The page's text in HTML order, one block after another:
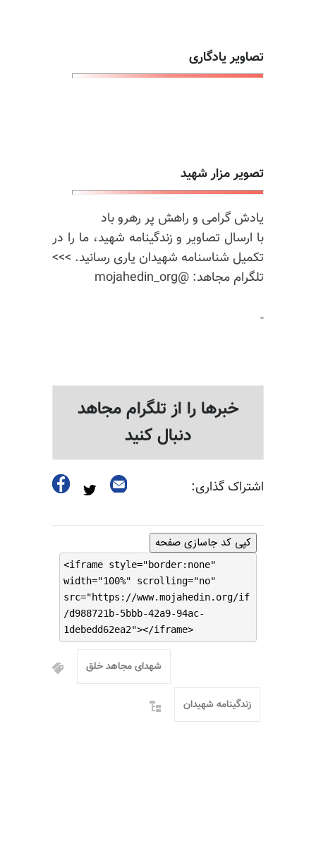
تصاویر یادگاری
تصویر مزار شهید
یادش گرامی و راهش پر رهرو باد
با ارسال تصاویر و زندگینامه شهید، ما را در
تکمیل شناسنامه شهیدان یاری رسانید. >>>
تلگرام مجاهد: @mojahedin_org
-
خبرها را از تلگرام مجاهد
دنبال کنید
اشتراک گذاری:
کپی کد جاسازی صفحه
<iframe style="border:none"
width="100%" scrolling="no"
src="https://www.mojahedin.org/if
/d988721b-5bbb-42a9-94ac-
1debedd62ea2"></iframe>
شهدای مجاهد خلق
زندگینامه شهیدان